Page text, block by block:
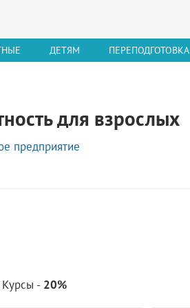
ДЕТЯМ ПЕРЕПОДГОТОВКА
для взрослых
предприятие
Курсы - 20%